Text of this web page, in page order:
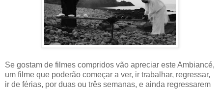
Se gostam de filmes compridos vão apreciar este Ambiancé,
um filme que poderão começar a ver, ir trabalhar, regressar,
ir de férias, por duas ou três semanas, e ainda regressarem